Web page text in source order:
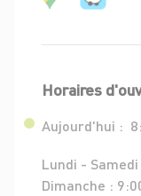
Horaires
Aujourd'hui :
Lundi - Samedi
Dimanche :